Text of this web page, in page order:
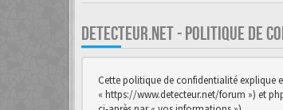
DETECTEUR.NET - POLITIQUE DE
Cette politique de confidentialité explique
« https://www.detecteur.net/forum ») et